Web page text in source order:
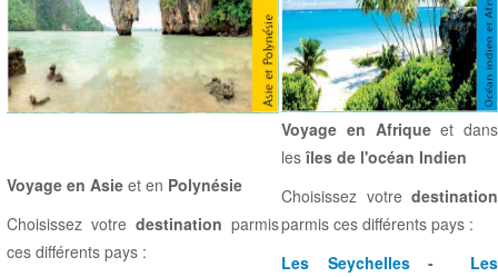
Voyage en Asie et en Polynésie
Choisissez votre destination parmis
ces différents pays :
Voyage en Afriqueet dans
les îles de l'océan Indien
Choisissez votre destination
parmis ces différents pays :
Les Seychelles-
Les